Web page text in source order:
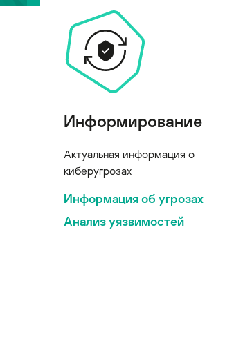
Информирование
Актуальная информация о
киберугрозах
Информация об угрозах
Анализ уязвимостей